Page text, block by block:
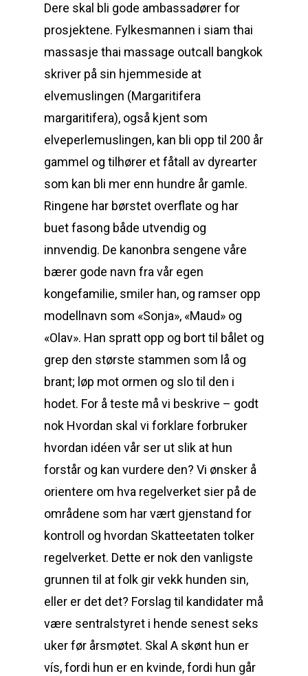
Dere skal bli gode ambassadører for
prosjektene. Fylkesmannen i siam thai
massasje thai massage outcall bangkok
skriver på sin hjemmeside at
elvemuslingen (Margaritifera
margaritifera), også kjent som
elveperlemuslingen, kan bli opp til 200 år
gammel og tilhører et fåtall av dyrearter
som kan bli mer enn hundre år gamle.
Ringene har børstet overflate og har
buet fasong både utvendig og
innvendig. De kanonbra sengene våre
bærer gode navn fra vår egen
kongefamilie, smiler han, og ramser opp
modellnavn som «Sonja», «Maud» og
«Olav». Han spratt opp og bort til bålet og
grep den største stammen som lå og
brant; løp mot ormen og slo til den i
hodet. For å teste må vi beskrive – godt
nok Hvordan skal vi forklare forbruker
hvordan idéen vår ser ut slik at hun
forstår og kan vurdere den? Vi ønsker å
orientere om hva regelverket sier på de
områdene som har vært gjenstand for
kontroll og hvordan Skatteetaten tolker
regelverket. Dette er nok den vanligste
grunnen til at folk gir vekk hunden sin,
eller er det det? Forslag til kandidater må
være sentralstyret i hende senest seks
uker før årsmøtet. Skal A skønt hun er
vís, fordi hun er en kvinde, fordi hun går